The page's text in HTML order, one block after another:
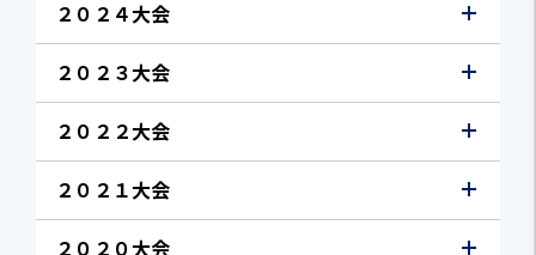
２０２４大会
２０２３大会
２０２２大会
２０２１大会
２０２０大会